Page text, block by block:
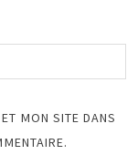
MON SITE DANS